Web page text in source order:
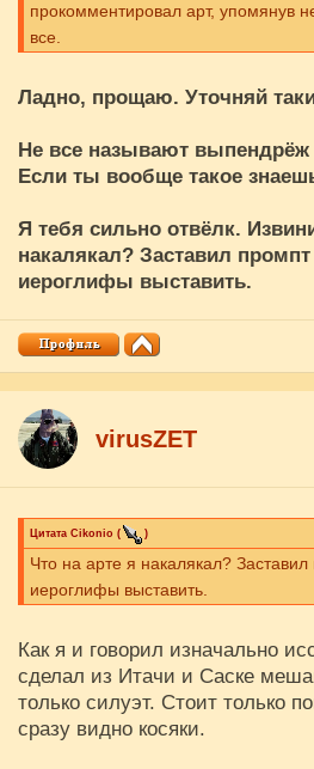
прокомментировал арт, упомянув
все.
Ладно, прощаю. Уточняй
Не все называют
Если ты вообще такое
Я тебя сильно отвёлк.
накалякал? Заставил
иероглифы выставить.
virusZET
Цитата Cikоnio ( )
Что на арте я накалякал?
иероглифы выставить.
Как я и говорил изначально
сделал из Итачи и Саске
только силуэт. Стоит только
сразу видно косяки.